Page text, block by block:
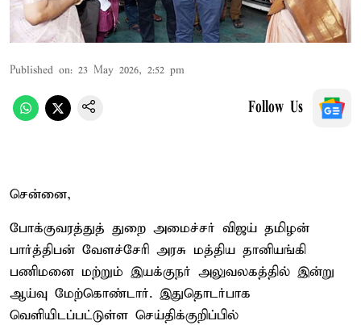
Published on: 23 May 2026, 2:52 pm
Follow Us
சென்னை,
போக்குவரத்துத் துறை அமைச்சர் விஜய் தமிழன்
பார்த்திபன் வேளச்சேரி அரசு மத்திய தானியங்கி
பணிமனை மற்றும் இயக்குநர் அலுவலகத்தில் இன்று
ஆய்வு மேற்கொண்டார். இதுதொடர்பாக
வெளியிடப்பட்டுள்ள செய்திக்குறிப்பில்